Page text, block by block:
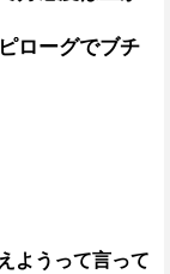
ローグでブチ
ようって言って